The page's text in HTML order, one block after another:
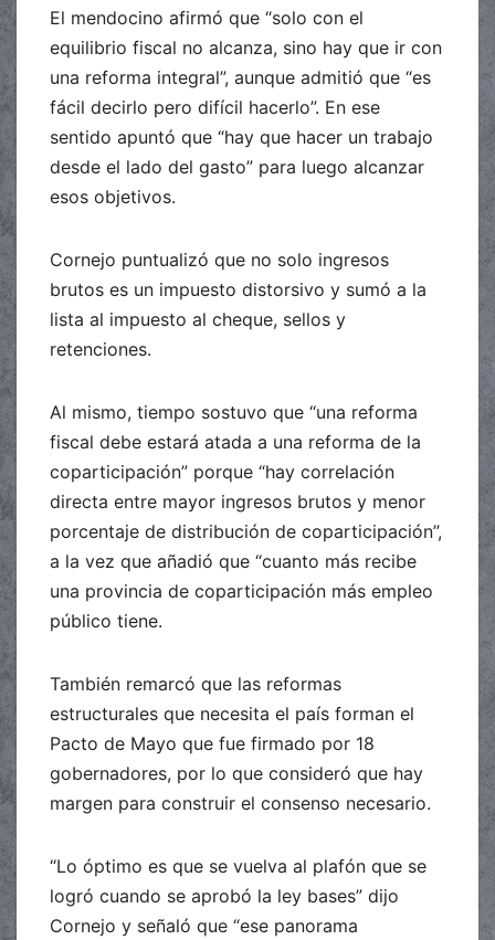
El mendocino afirmó que “solo con el
equilibrio fiscal no alcanza, sino hay que ir con
una reforma integral”, aunque admitió que “es
fácil decirlo pero difícil hacerlo”. En ese
sentido apuntó que “hay que hacer un trabajo
desde el lado del gasto” para luego alcanzar
esos objetivos.
Cornejo puntualizó que no solo ingresos
brutos es un impuesto distorsivo y sumó a la
lista al impuesto al cheque, sellos y
retenciones.
Al mismo, tiempo sostuvo que “una reforma
fiscal debe estará atada a una reforma de la
coparticipación” porque “hay correlación
directa entre mayor ingresos brutos y menor
porcentaje de distribución de coparticipación”,
a la vez que añadió que “cuanto más recibe
una provincia de coparticipación más empleo
público tiene.
También remarcó que las reformas
estructurales que necesita el país forman el
Pacto de Mayo que fue firmado por 18
gobernadores, por lo que consideró que hay
margen para construir el consenso necesario.
“Lo óptimo es que se vuelva al plafón que se
logró cuando se aprobó la ley bases” dijo
Cornejo y señaló que “ese panorama